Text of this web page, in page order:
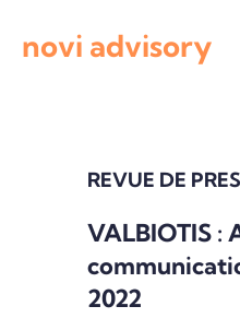
novi advisory
Actualités institutionnelles
Appels à projets
REVUE DE
VALBIOTIS :
2022